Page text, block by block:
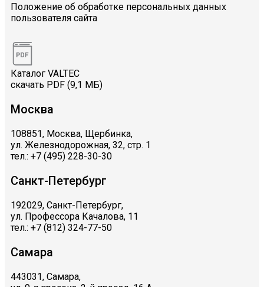
Положение об обработке персональных данных
пользователя сайта
Каталог VALTEC
скачать PDF (9,1 МБ)
Москва
108851, Москва, Щербинка,
ул. Железнодорожная, 32, стр. 1
тел.: +7 (495) 228-30-30
Санкт-Петербург
192029, Санкт-Петербург,
ул. Профессора Качалова, 11
тел.: +7 (812) 324-77-50
Самара
443031, Самара,